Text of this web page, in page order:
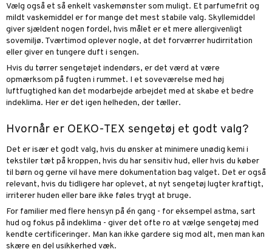
Vælg også et så enkelt vaskemønster som muligt. Et parfumefrit og
mildt vaskemiddel er for mange det mest stabile valg. Skyllemiddel
giver sjældent nogen fordel, hvis målet er et mere allergivenligt
sovemiljø. Tværtimod oplever nogle, at det forværrer hudirritation
eller giver en tungere duft i sengen.
Hvis du tørrer sengetøjet indendørs, er det værd at være
opmærksom på fugten i rummet. I et soveværelse med høj
luftfugtighed kan det modarbejde arbejdet med at skabe et bedre
indeklima. Her er det igen helheden, der tæller.
Hvornår er OEKO-TEX sengetøj et godt valg?
Det er især et godt valg, hvis du ønsker at minimere unødig kemi i
tekstiler tæt på kroppen, hvis du har sensitiv hud, eller hvis du køber
til børn og gerne vil have mere dokumentation bag valget. Det er også
relevant, hvis du tidligere har oplevet, at nyt sengetøj lugter kraftigt,
irriterer huden eller bare ikke føles trygt at bruge.
For familier med flere hensyn på én gang - for eksempel astma, sart
hud og fokus på indeklima - giver det ofte ro at vælge sengetøj med
kendte certificeringer. Man kan ikke gardere sig mod alt, men man kan
skære en del usikkerhed væk.